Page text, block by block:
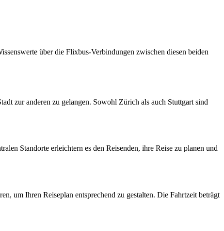
über die Flixbus-Verbindungen zwischen diesen beiden
zur anderen zu gelangen. Sowohl Zürich als auch Stuttgart sind
Standorte erleichtern es den Reisenden, ihre Reise zu planen und
um Ihren Reiseplan entsprechend zu gestalten. Die Fahrtzeit beträgt